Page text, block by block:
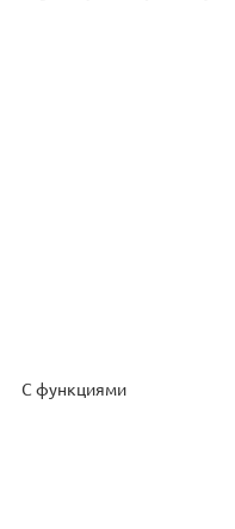
С функциями